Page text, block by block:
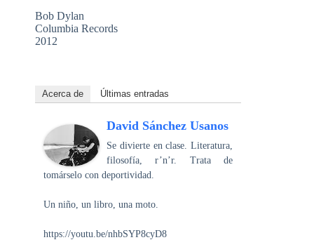
Bob Dylan
Columbia Records
2012
Acerca de Últimas entradas
David Sánchez Usanos
Se divierte en clase. Literatura,
filosofía, r’n’r. Trata de
tomárselo con deportividad.
Un niño, un libro, una moto.
https://youtu.be/nhbSYP8cyD8